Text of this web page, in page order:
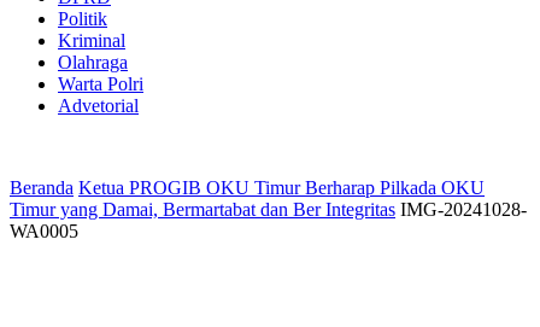
Politik
Kriminal
Olahraga
Warta Polri
Advetorial
Beranda Ketua PROGIB OKU Timur Berharap Pilkada OKU
Timur yang Damai, Bermartabat dan Ber Integritas IMG-20241028-
WA0005